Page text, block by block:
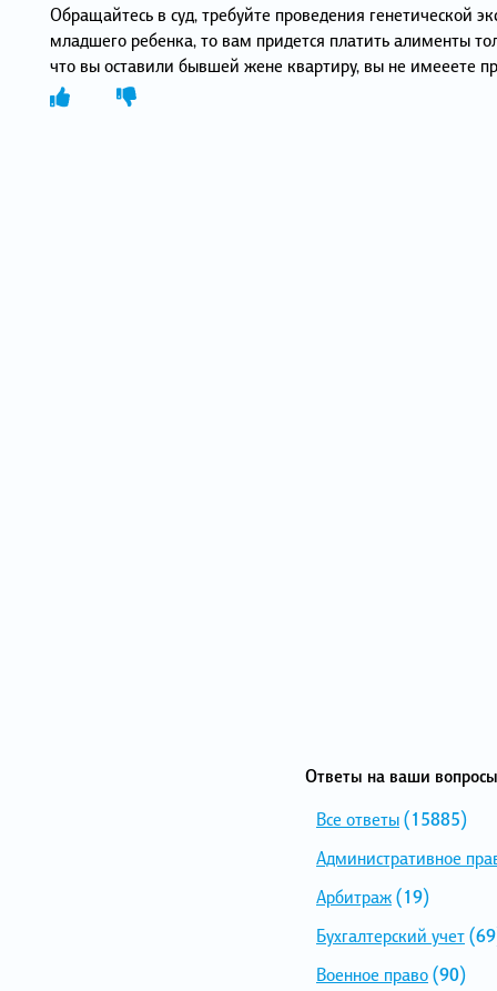
Обращайтесь в суд, требуйте проведения генетической
младшего ребенка, то вам придется платить алименты
что вы оставили бывшей жене квартиру, вы не имееете
Ответы на ваши
Все ответы(15885)
Административное
Арбитраж(19)
Бухгалтерский учет
Военное право(90)